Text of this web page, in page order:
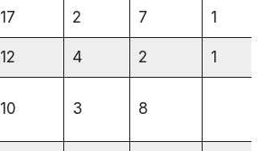
17 2 7 1
12 4 2 1
10 3 8